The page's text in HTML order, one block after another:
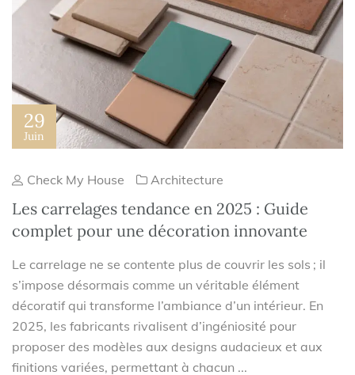
29
Juin
Check My House Architecture
Les carrelages tendance en 2025 : Guide
complet pour une décoration innovante
Le carrelage ne se contente plus de couvrir les sols ; il
s’impose désormais comme un véritable élément
décoratif qui transforme l’ambiance d’un intérieur. En
2025, les fabricants rivalisent d’ingéniosité pour
proposer des modèles aux designs audacieux et aux
finitions variées, permettant à chacun ...